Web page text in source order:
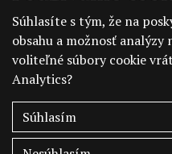
Súhlasíte s tým, že na
obsahu a možnosť
voliteľné súbory cookie
Analytics?
Súhlasím